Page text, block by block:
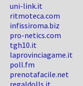
uni-link.it
ritmoteca.com
infissiroma.biz
pro-netics.com
tgh10.it
laprovinciagame.it
poll.fm
prenotafacile.net
regaldolls.it